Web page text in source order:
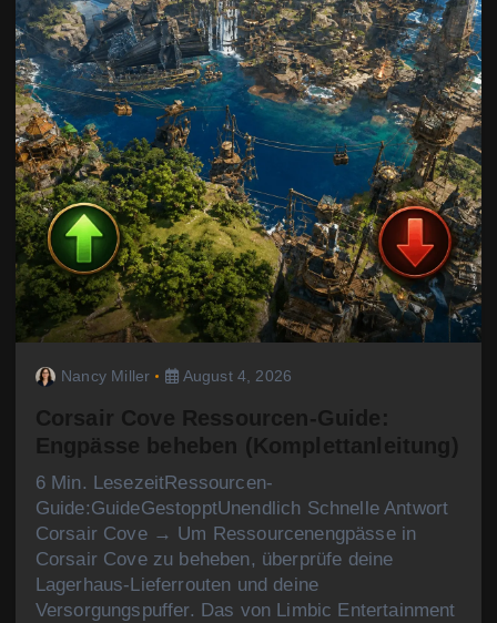
Nancy Miller August 4, 2026
Corsair Cove Ressourcen-Guide:
Engpässe beheben (Komplettanleitung)
6 Min. LesezeitRessourcen-
Guide:GuideGestopptUnendlich Schnelle Antwort
Corsair Cove → Um Ressourcenengpässe in
Corsair Cove zu beheben, überprüfe deine
Lagerhaus-Lieferrouten und deine
Versorgungspuffer. Das von Limbic Entertainment